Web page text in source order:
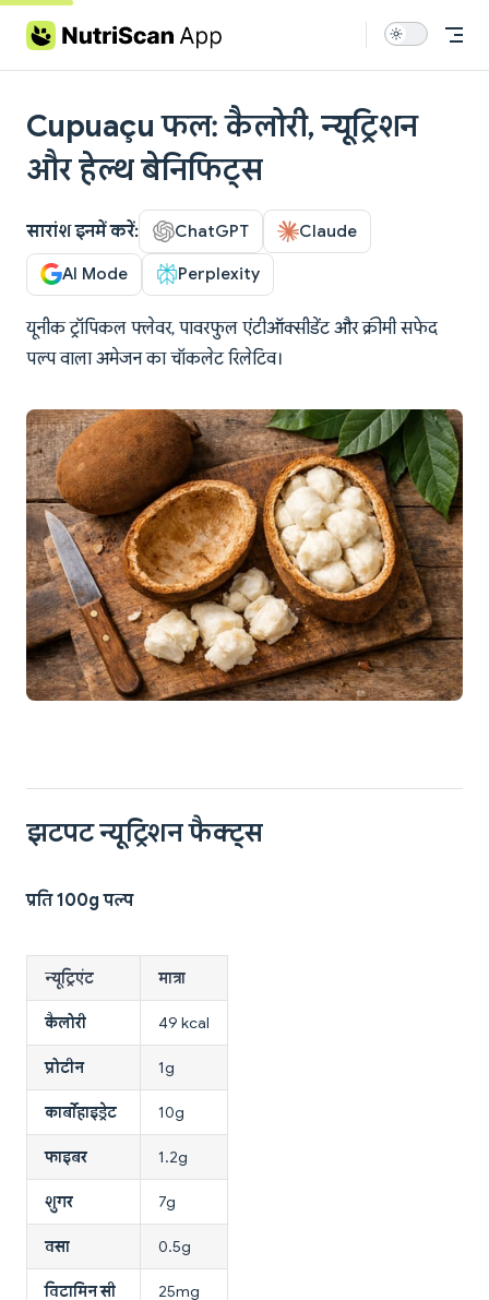
Skip to content
Cupuaçu फल: कैलोरी, न्यूट्रिशन
और हेल्थ बेनिफिट्स
सारांश इनमें करें: ChatGPT Claude
AI Mode Perplexity
यूनीक ट्रॉपिकल फ्लेवर, पावरफुल एंटीऑक्सीडेंट और क्रीमी सफेद
पल्प वाला अमेजन का चॉकलेट रिलेटिव।
झटपट न्यूट्रिशन फैक्ट्स
प्रति 100g पल्प
न्यूट्रिएंट मात्रा
कैलोरी 49 kcal
प्रोटीन 1g
कार्बोहाइड्रेट 10g
फाइबर 1.2g
शुगर 7g
वसा 0.5g
विटामिन सी 25mg